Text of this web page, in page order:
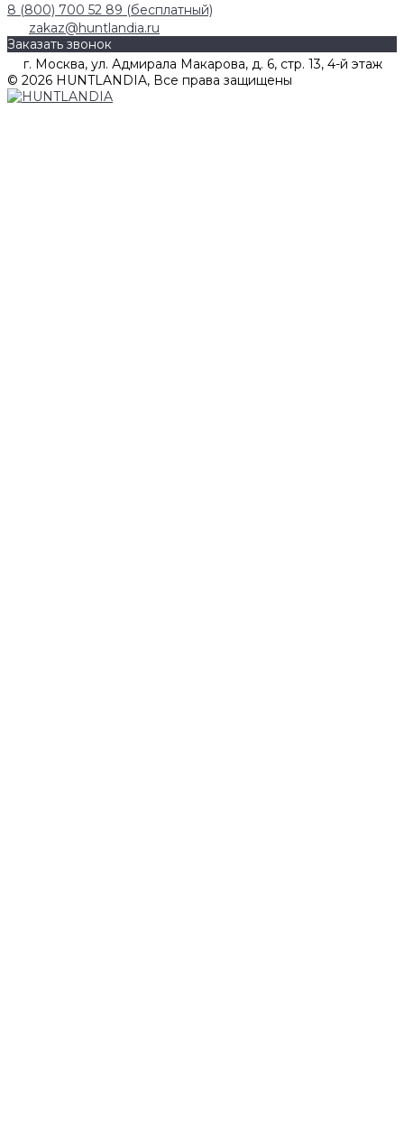
8 (800) 700 52 89 (бесплатный)
zakaz@huntlandia.ru
Заказать звонок
г. Москва, ул. Адмирала Макарова, д. 6, стр. 13, 4-й этаж
© 2026 HUNTLANDIA, Все права защищены